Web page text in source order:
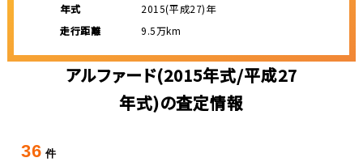
年式
2015(平成27)年
走行距離
9.5万km
アルファード(2015年式/平成27
年式)の査定情報
36 件